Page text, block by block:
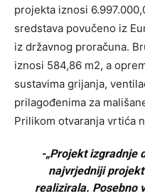
projekta iznosi
sredstava povučeno iz
iz državnog proračuna.
iznosi 584,86 m2, a
sustavima grijanja,
prilagođenima za
Prilikom otvaranja vrtića
-„Projekt izgradnje
najvrjedniji
realizirala. Posebno